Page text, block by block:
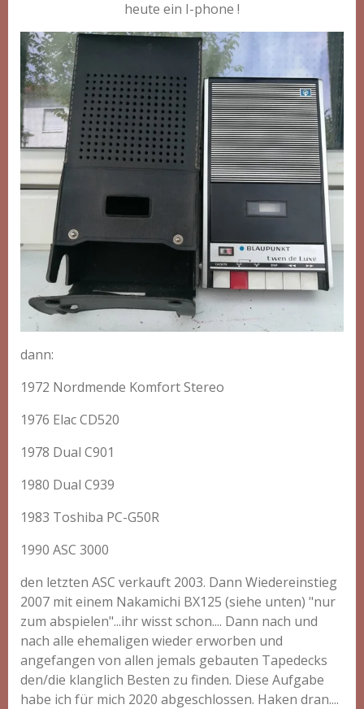
heute ein I-phone !
dann:
1972 Nordmende Komfort Stereo
1976 Elac CD520
1978 Dual C901
1980 Dual C939
1983 Toshiba PC-G50R
1990 ASC 3000
den letzten ASC verkauft 2003. Dann Wiedereinstieg
2007 mit einem Nakamichi BX125 (siehe unten) "nur
zum abspielen"...ihr wisst schon.... Dann nach und
nach alle ehemaligen wieder erworben und
angefangen von allen jemals gebauten Tapedecks
den/die klanglich Besten zu finden. Diese Aufgabe
habe ich für mich 2020 abgeschlossen. Haken dran....